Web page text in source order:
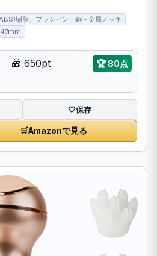
樹脂、ブラシピン：銅＋金属メッキ
🎁 650pt 🏆80点
🤍保存
🛒Amazonで見る